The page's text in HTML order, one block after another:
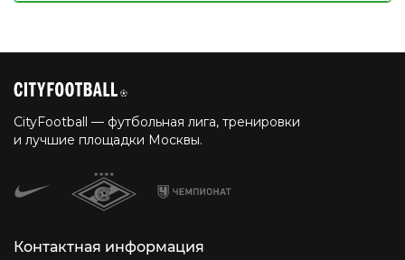
CityFootball — футбольная лига, тренировки
и лучшие площадки Москвы.
Контактная информация